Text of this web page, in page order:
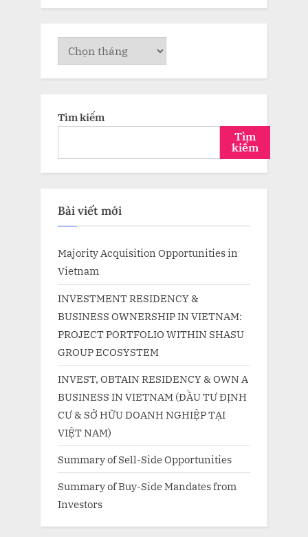
Lưu
trữ
Tìm kiếm
Tìm
kiếm
Bài viết mới
Majority Acquisition Opportunities in
Vietnam
INVESTMENT RESIDENCY &
BUSINESS OWNERSHIP IN VIETNAM:
PROJECT PORTFOLIO WITHIN SHASU
GROUP ECOSYSTEM
INVEST, OBTAIN RESIDENCY & OWN A
BUSINESS IN VIETNAM (ĐẦU TƯ ĐỊNH
CƯ & SỞ HỮU DOANH NGHIỆP TẠI
VIỆT NAM)
Summary of Sell-Side Opportunities
Summary of Buy-Side Mandates from
Investors